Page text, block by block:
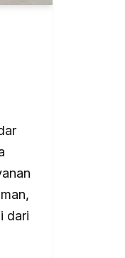
dari